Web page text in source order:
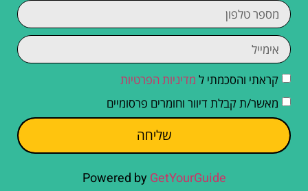
קראתי והסכמתי ל מדיניות הפרטיות
מאשר/ת קבלת דיוור וחומרים פרסומיים
שליחה
Powered by GetYourGuide